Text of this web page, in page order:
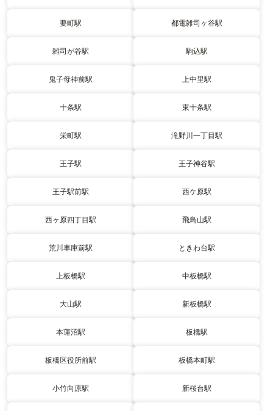
要町駅 都電雑司ヶ谷駅
雑司が谷駅 駒込駅
鬼子母神前駅 上中里駅
十条駅 東十条駅
栄町駅 滝野川一丁目駅
王子駅 王子神谷駅
王子駅前駅 西ケ原駅
西ヶ原四丁目駅 飛鳥山駅
荒川車庫前駅 ときわ台駅
上板橋駅 中板橋駅
大山駅 新板橋駅
本蓮沼駅 板橋駅
板橋区役所前駅 板橋本町駅
小竹向原駅 新桜台駅